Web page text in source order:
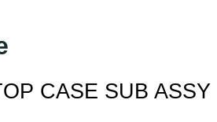
CASE SUB ASSY